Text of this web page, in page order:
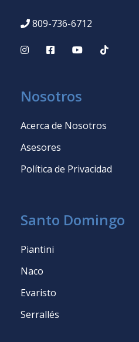
809-736-6712
Nosotros
Acerca de Nosotros
Asesores
Política de Privacidad
Santo Domingo
Piantini
Naco
Evaristo
Serrallés